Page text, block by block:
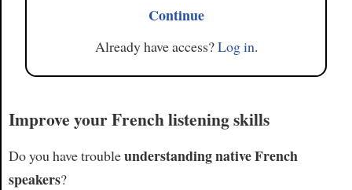
Continue
Already have access?Log in.
Improve your French listening skills
Do you have troubleunderstanding native French
speakers?